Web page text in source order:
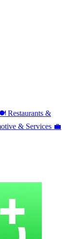
Restaurants &
& Services 💼